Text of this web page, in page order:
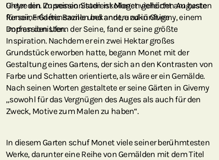
Gleyre ein. Zu seinen Studienkollegen gehörten Auguste
Renoir, Frédéric Bazille und andere zukünftige
Impressionisten.
Unter den Impressionisten ist Monet vielleicht am besten
für seine Gartenszenen bekannt, und in Giverny, einem
Dorf an den Ufern der Seine, fand er seine größte
Inspiration. ‌Nachdem er ein zwei Hektar großes
Grundstück erworben hatte, begann Monet mit der
Gestaltung eines Gartens, der sich an den Kontrasten von
Farbe und Schatten orientierte, als wäre er ein Gemälde.
Nach seinen Worten gestaltete er seine Gärten in Giverny
„sowohl für das Vergnügen des Auges als auch für den
Zweck, Motive zum Malen zu haben“.
In diesem Garten schuf Monet viele seiner berühmtesten
Werke, darunter eine Reihe von Gemälden mit dem Titel